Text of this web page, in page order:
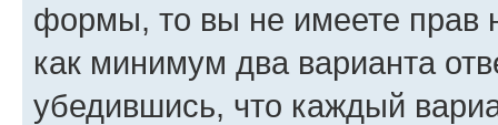
формы, то вы не имеете прав
как минимум два варианта
убедившись, что каждый